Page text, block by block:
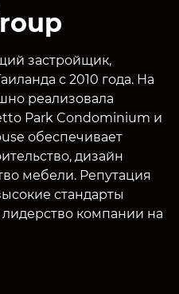
застройщик,
с 2010 года. На
реализовала
Park Condominium и
обеспечивает
дизайн
мебели. Репутация
стандарты
компании на